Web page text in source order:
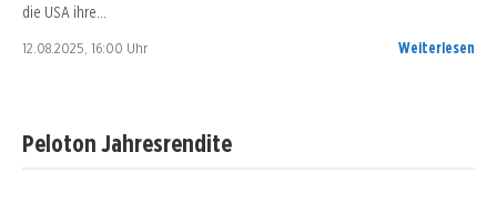
die USA ihre…
12.08.2025, 16:00 Uhr Weiterlesen
Peloton Jahresrendite